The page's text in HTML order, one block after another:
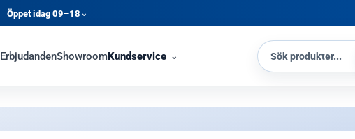
Öppet idag 09–18 ⌄
ErbjudandenShowroomKundservice